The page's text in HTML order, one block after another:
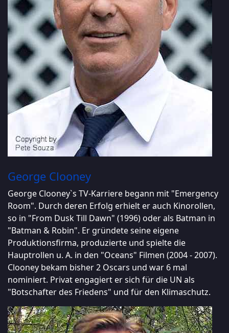
George Clooney
George Clooney`s TV-Karriere begann mit "Emergency
Room". Durch deren Erfolg erhielt er auch Kinorollen,
so in "From Dusk Till Dawn" (1996) oder als Batman in
"Batman & Robin". Er gründete seine eigene
Produktionsfirma, produzierte und spielte die
Hauptrollen u. A. in den "Oceans" Filmen (2004 - 2007).
Clooney bekam bisher 2 Oscars und war 6 mal
nominiert. Privat engagiert er sich für die UN als
"Botschafter des Friedens" und für den Klimaschutz.